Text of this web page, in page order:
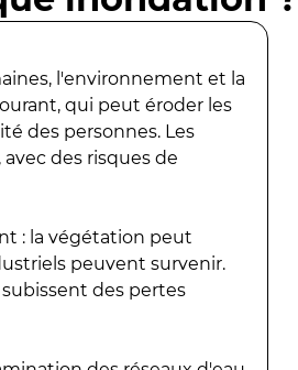
l'environnement et la
qui peut éroder les
des personnes. Les
des risques de
: la végétation peut
peuvent survenir.
des pertes